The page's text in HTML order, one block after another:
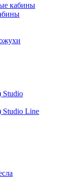
кабины
Studio
Studio Line